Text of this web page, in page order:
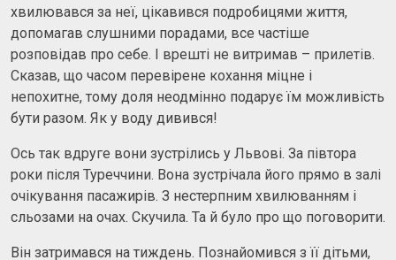
хвилювався за неї, цікавився подробицями життя,
допомагав слушними порадами, все частіше
розповідав про себе. І врешті не витримав – прилетів.
Сказав, що часом перевірене кохання міцне і
непохитне, тому доля неодмінно подарує їм можливість
бути разом. Як у воду дивився!
Ось так вдруге вони зустрілись у Львові. За півтора
роки після Туреччини. Вона зустрічала його прямо в залі
очікування пасажирів. З нестерпним хвилюванням і
сльозами на очах. Скучила. Та й було про що поговорити.
Він затримався на тиждень. Познайомився з її дітьми,